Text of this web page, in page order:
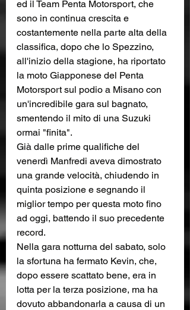
ed il Team Penta Motorsport, che
sono in continua crescita e
costantemente nella parte alta della
classifica, dopo che lo Spezzino,
all'inizio della stagione, ha riportato
la moto Giapponese del Penta
Motorsport sul podio a Misano con
un'incredibile gara sul bagnato,
smentendo il mito di una Suzuki
ormai "finita".
Già dalle prime qualifiche del
venerdì Manfredi aveva dimostrato
una grande velocità, chiudendo in
quinta posizione e segnando il
miglior tempo per questa moto fino
ad oggi, battendo il suo precedente
record.
Nella gara notturna del sabato, solo
la sfortuna ha fermato Kevin, che,
dopo essere scattato bene, era in
lotta per la terza posizione, ma ha
dovuto abbandonarla a causa di un